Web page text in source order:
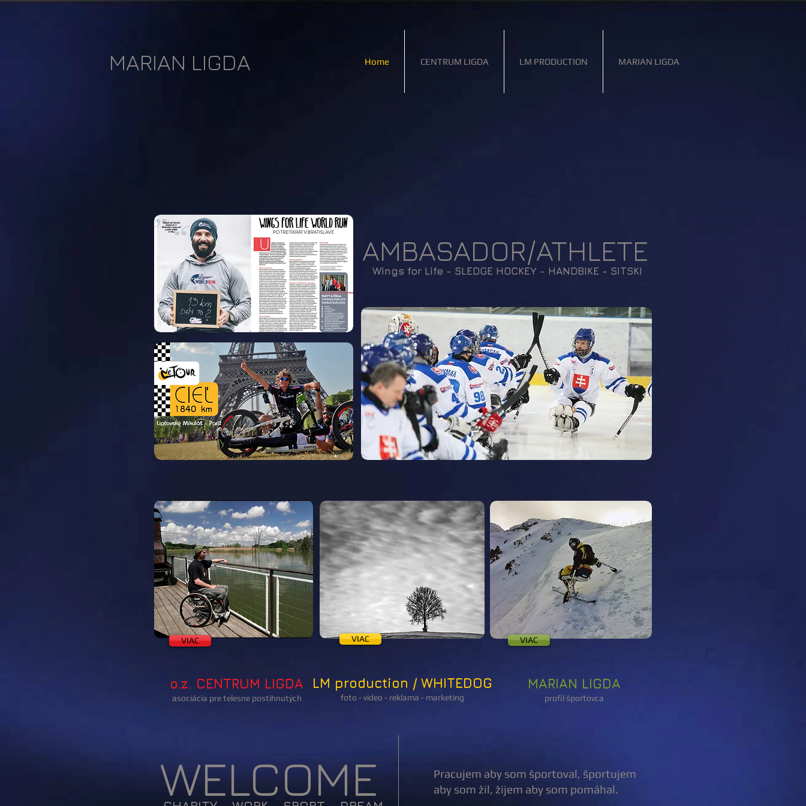
MARIAN LIGDA Home CENTRUM LIGDA LM PRODUCTION MARIAN LIGDA
AMBASADOR/ATHLETE
Wings for Life - SLEDGE HOCKEY - HANDBIKE - SITSKI
o.z. CENTRUM LIGDA
asociácia pre telesne postihnutých
LM production / WHITEDOG
foto - video - reklama - marketing
MARIAN LIGDA
profil športovca
WELCOME
Pracujem aby som športoval, športujem
aby som žil, žijem aby som pomáhal.
VIAC
VIAC VIAC